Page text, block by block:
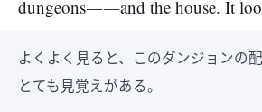
dungeons――and the house. It
よくよく見ると、このダンジョンの
とても見覚えがある。